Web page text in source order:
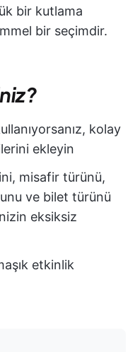
bir kutlama
bir seçimdir.
kolay
ekleyin
misafir türünü,
ve bilet türünü
eksiksiz
etkinlik